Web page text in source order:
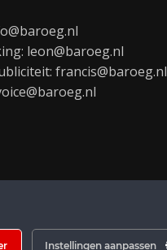
leon@baroeg.nl
francis@baroeg.nl
Instellingen aanpassen